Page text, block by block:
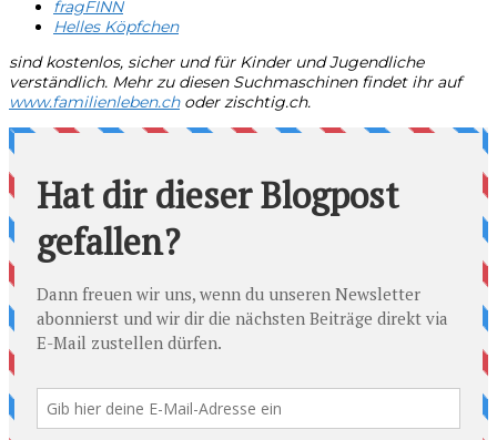
fragFINN
Helles Köpfchen
sind kostenlos, sicher und für Kinder und Jugendliche
verständlich. Mehr zu diesen Suchmaschinen findet ihr auf
www.familienleben.choder zischtig.ch.